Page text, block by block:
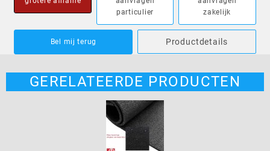
particulier
zakelijk
Bel mij terug Productdetails
GERELATEERDE PRODUCTEN